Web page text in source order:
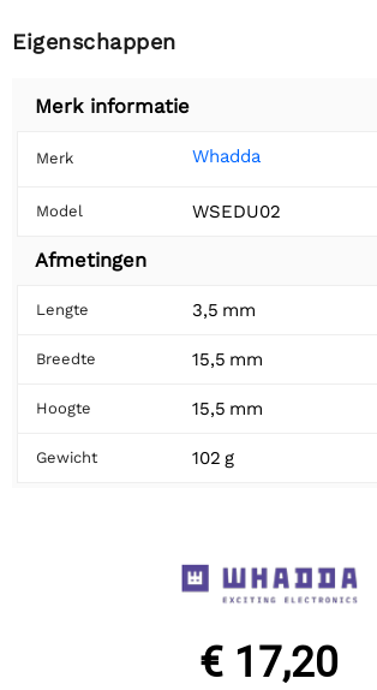
Eigenschappen
Merk informatie
Merk Whadda
Model WSEDU02
Afmetingen
Lengte 3,5 mm
Breedte 15,5 mm
Hoogte 15,5 mm
Gewicht 102 g
€ 17,20